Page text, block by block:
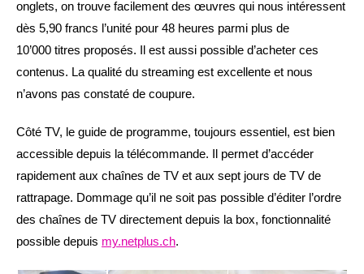
onglets, on trouve facilement des œuvres qui nous intéressent
dès 5,90 francs l’unité pour 48 heures parmi plus de
10’000 titres proposés. Il est aussi possible d’acheter ces
contenus. La qualité du streaming est excellente et nous
n’avons pas constaté de coupure.
Côté TV, le guide de programme, toujours essentiel, est bien
accessible depuis la télécommande. Il permet d’accéder
rapidement aux chaînes de TV et aux sept jours de TV de
rattrapage. Dommage qu’il ne soit pas possible d’éditer l’ordre
des chaînes de TV directement depuis la box, fonctionnalité
possible depuis my.netplus.ch.